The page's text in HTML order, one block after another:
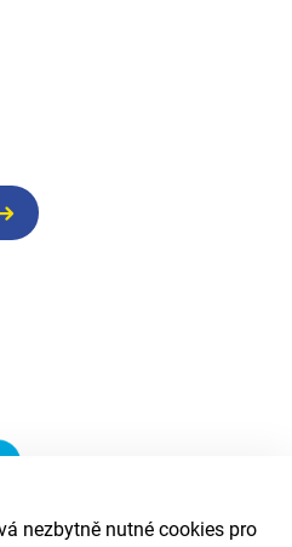
nezbytně nutné cookies pro